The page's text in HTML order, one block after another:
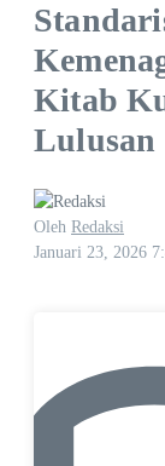
Kitab
Lulusan
Oleh Redaksi
Januari 23, 2026